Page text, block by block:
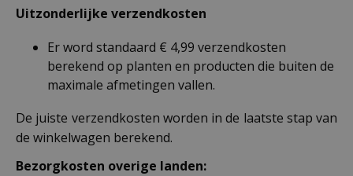
Uitzonderlijke verzendkosten
Er word standaard € 4,99 verzendkosten
berekend op planten en producten die buiten de
maximale afmetingen vallen.
De juiste verzendkosten worden in de laatste stap van
de winkelwagen berekend.
Bezorgkosten overige landen: